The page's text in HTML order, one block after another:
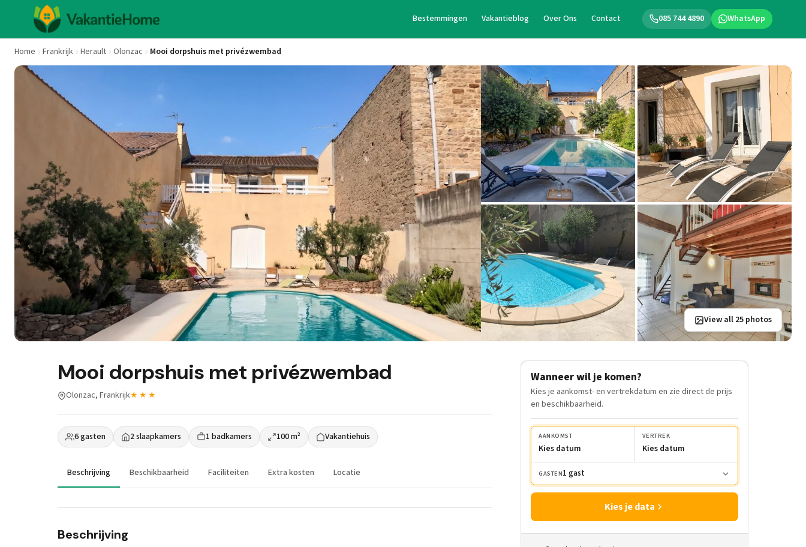
085 744 4890 WhatsApp
Bestemmingen Vakantieblog Over Ons Contact
Home Frankrijk Herault Olonzac Mooi dorpshuis met privézwembad
View all 25 photos
Mooi dorpshuis met privézwembad
Olonzac, Frankrijk★★★
6 gasten 2 slaapkamers 1 badkamers 100 m² Vakantiehuis
Beschrijving Beschikbaarheid Faciliteiten Extra kosten Locatie
Beschrijving
Wanneer wil je komen?
Kies je aankomst- en vertrekdatum en zie direct de prijs
en beschikbaarheid.
AANKOMST
Kies datum
VERTREK
Kies datum
GASTEN1 gast
Kies je data